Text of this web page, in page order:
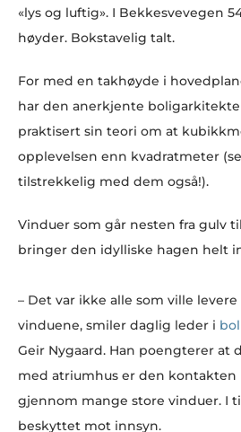
«lys og luftig». I Bekkesvevegen
høyder. Bokstavelig talt.
For med en takhøyde i
har den anerkjente
praktisert sin teori om at
opplevelsen enn kvadratmeter
tilstrekkelig med dem også!).
Vinduer som går nesten fra gulv
bringer den idylliske hagen helt
– Det var ikke alle som ville
vinduene, smiler daglig leder i
Geir Nygaard. Han poengterer at
med atriumhus er den kontakten
gjennom mange store vinduer. I
beskyttet mot innsyn.